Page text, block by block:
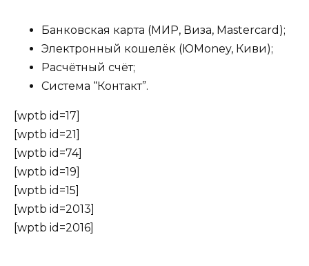
Банковская карта (МИР, Виза, Mastercard);
Электронный кошелёк (ЮMoney, Киви);
Расчётный счёт;
Система “Контакт”.
[wptb id=17]
[wptb id=21]
[wptb id=74]
[wptb id=19]
[wptb id=15]
[wptb id=2013]
[wptb id=2016]